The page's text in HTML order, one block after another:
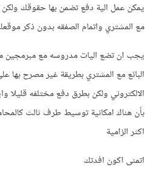
يمكن عمل الية دفع تضمن بها حقوقك
مع المشتري واتمام الصفقه بدون ذكر
يجب ان تضع اليات مدروسه مع
البائع مع المشتري بطريقة غير مصرح
الالكتروني ولكن بطرق دفع مختلفه قليلا
بأن هناك امكانية توسيط طرف ثالث
اكثر الزامية
اتمنى اكون افدتك